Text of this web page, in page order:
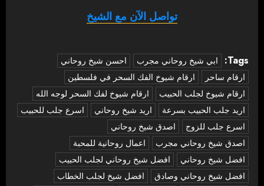
تواصل الآن مع الشيخ
Tags: ‏ابي شيخ روحاني مجرب
احسن شيخ روحاني
ارقام ساحر
ارقام شيوخ الفك السحر في فلسطين
ارقام شيوخ لجلب الحبيب
ارقام شيوخ لفك السحر لوجه الله
اريد جلب الحبيب بسرعة
اريد شيخ روحاني
اسرع جلب للحبيب
اسرع جلب للزوج
اصدق شيخ روحاني
اصدق شيخ روحاني مجرب
اعمال روحانية للمحبة
افضل شيخ روحاني
افضل شيخ روحاني لجلب الحبيب
افضل شيخ روحاني وصادق
افضل شيخ لجلب الخطاب